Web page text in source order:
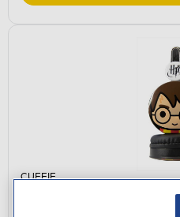
CUFFIE
OTL - HARRY POTTER